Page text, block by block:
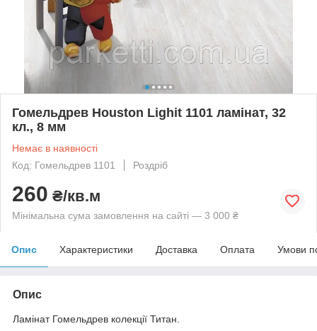
Гомельдрев Houston Lighit 1101 ламінат, 32
кл., 8 мм
Немає в наявності
Код: Гомельдрев 1101
Роздріб
260 ₴/кв.м
Мінімальна сума замовлення на сайті — 3 000 ₴
Опис Характеристики Доставка Оплата Умови
Опис
Ламінат Гомельдрев колекції Титан.